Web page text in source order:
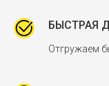
БЫСТРАЯ
Отгружаем